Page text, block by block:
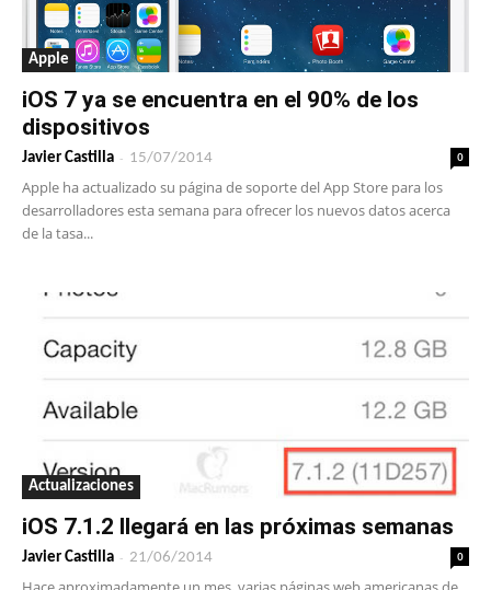
Apple
iOS 7 ya se encuentra en el 90% de los
dispositivos
Javier Castilla - 15/07/2014 0
Apple ha actualizado su página de soporte del App Store para los
desarrolladores esta semana para ofrecer los nuevos datos acerca
de la tasa...
Actualizaciones
iOS 7.1.2 llegará en las próximas semanas
Javier Castilla - 21/06/2014 0